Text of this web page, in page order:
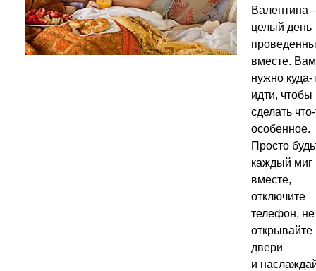
Валентина
целый день
вместе.
нужно куда-
идти, чтобы
сделать
особенное.
Просто
каждый миг
вместе,
отключите
телефон, не
открывайте
двери
и